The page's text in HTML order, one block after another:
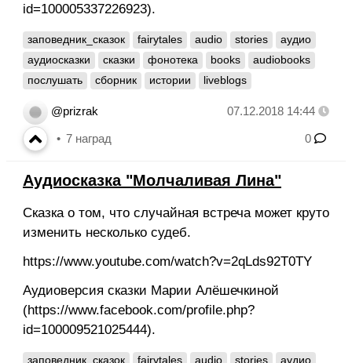
id=100005337226923).
заповедник_сказок fairytales audio stories
аудио
аудиосказки
сказки фонотека books
audiobooks
послушать
сборник истории liveblogs
@prizrak 07.12.2018 14:44
7 наград 0
Аудиосказка "Молчаливая Лина"
Сказка о том, что случайная встреча может круто
изменить несколько судеб.
https://www.youtube.com/watch?v=2qLds92T0TY
Аудиоверсия сказки Марии Алёшечкиной
(https://www.facebook.com/profile.php?
id=100009521025444).
заповедник_сказок fairytales audio stories аудио